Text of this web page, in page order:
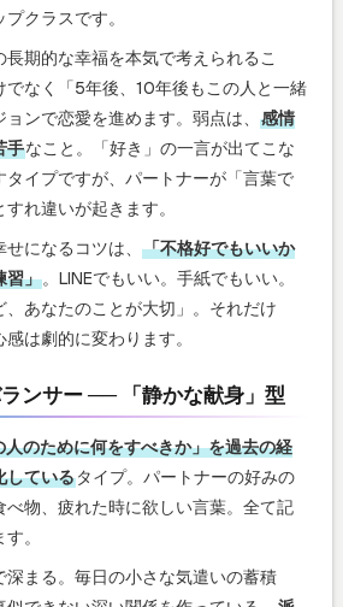
クラスです。
期的な幸福を本気で考えられるこ
でなく「5年後、10年後もこの人と一緒
ンで恋愛を進めます。弱点は、 感情
手なこと。「好き」の一言が出てこな
タイプですが、パートナーが「言葉で
れ違いが起きます。
になるコツは、 「不格好でもいいか
習」。LINEでもいい。手紙でもいい。
、あなたのことが大切」。それだけ
は劇的に変わります。
ンサー ── 「静かな献身」型
人のために何をすべきか」を過去の経
しているタイプ。パートナーの好みの
べ物、疲れた時に欲しい言葉。全て記
。
まる。毎日の小さな気遣いの蓄積